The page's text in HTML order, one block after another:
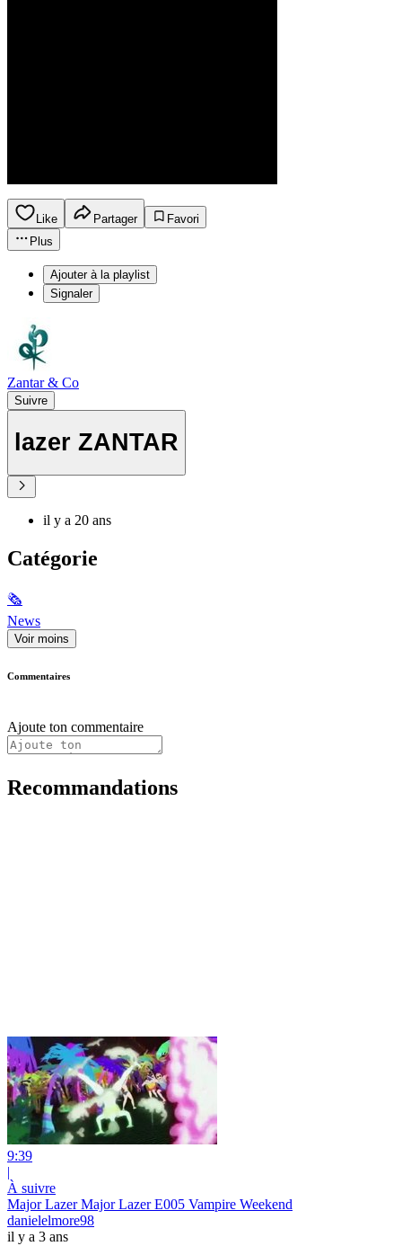
Like Partager
Favori
Plus
Ajouter à la playlist
Signaler
Zantar & Co
Suivre
lazer ZANTAR
il y a 20 ans
Catégorie
🗞
News
Voir moins
Commentaires
Ajoute ton commentaire
Recommandations
9:39
|
À suivre
Major Lazer Major Lazer E005 Vampire Weekend
danielelmore98
il y a 3 ans